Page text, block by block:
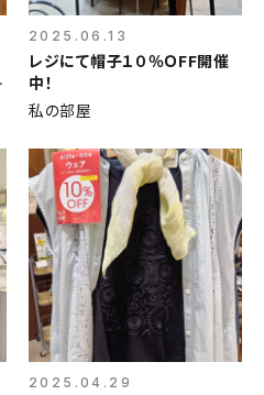
2025.06.13
レジにて帽子１０％ＯFF開催
中！
私の部屋
2025.04.29